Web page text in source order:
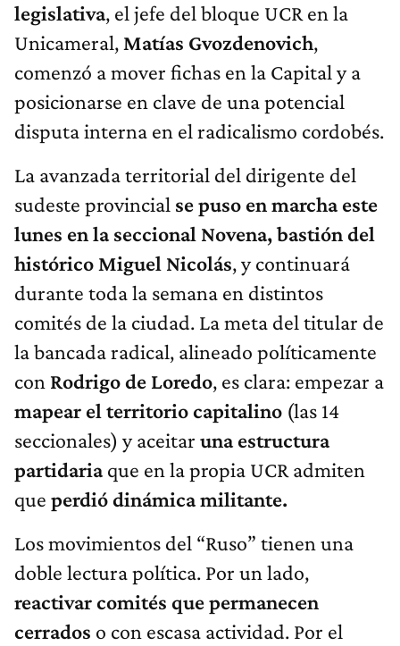
legislativa, el jefe del bloque UCR en la
Unicameral, Matías Gvozdenovich,
comenzó a mover fichas en la Capital y a
posicionarse en clave de una potencial
disputa interna en el radicalismo cordobés.
La avanzada territorial del dirigente del
sudeste provincial se puso en marcha este
lunes en la seccional Novena, bastión del
histórico Miguel Nicolás, y continuará
durante toda la semana en distintos
comités de la ciudad. La meta del titular de
la bancada radical, alineado políticamente
con Rodrigo de Loredo, es clara: empezar a
mapear el territorio capitalino (las 14
seccionales) y aceitar una estructura
partidariaque en la propia UCR admiten
que perdió dinámica militante.
Los movimientos del “Ruso” tienen una
doble lectura política. Por un lado,
reactivar comités que permanecen
cerrados o con escasa actividad. Por el